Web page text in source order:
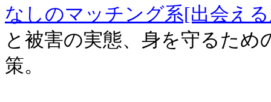
なしのマッチング系[出会え
と被害の実態、身を守るた
策。